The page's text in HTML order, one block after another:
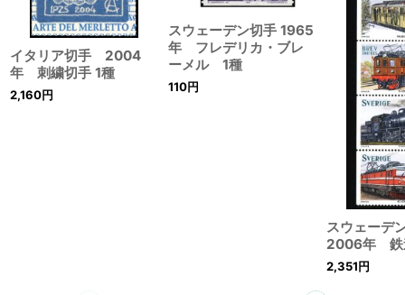
イタリア切手 2004
年 刺繍切手 1種
2,160円
スウェーデン切手 1965
年 フレデリカ・ブレ
ーメル 1種
110円
スウェー
2006年
2,351円